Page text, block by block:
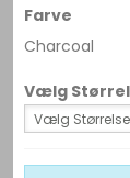
Farve
Charcoal
Vælg
Vælg